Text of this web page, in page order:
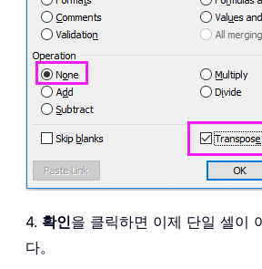
4. 확인을 클릭하면 이제 단일 셀이
다。